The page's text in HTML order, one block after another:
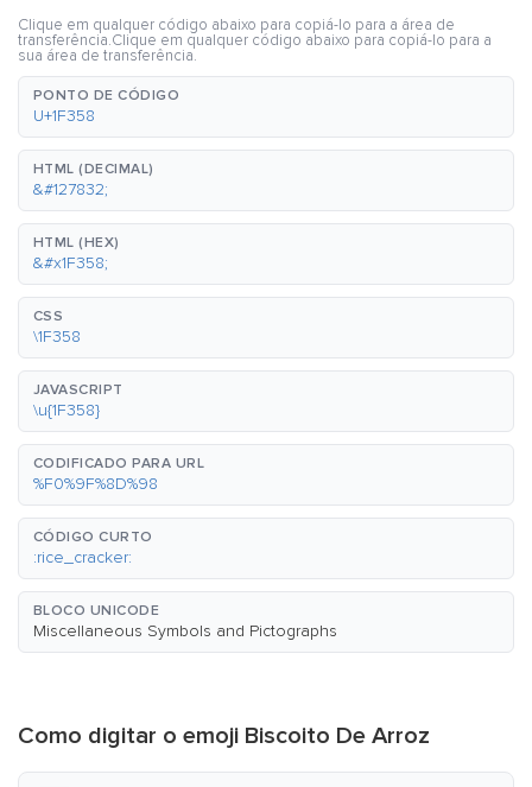
Clique em qualquer código abaixo para copiá-lo para a área de
transferência.Clique em qualquer código abaixo para copiá-lo para a
sua área de transferência.
PONTO DE CÓDIGO
U+1F358
HTML (DECIMAL)
&#127832;
HTML (HEX)
&#x1F358;
CSS
\1F358
JAVASCRIPT
\u{1F358}
CODIFICADO PARA URL
%F0%9F%8D%98
CÓDIGO CURTO
:rice_cracker:
BLOCO UNICODE
Miscellaneous Symbols and Pictographs
Como digitar o emoji Biscoito De Arroz